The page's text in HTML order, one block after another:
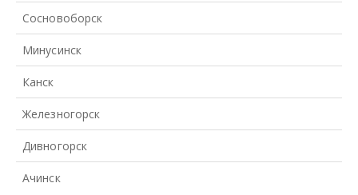
Сосновоборск
Минусинск
Канск
Железногорск
Дивногорск
Ачинск